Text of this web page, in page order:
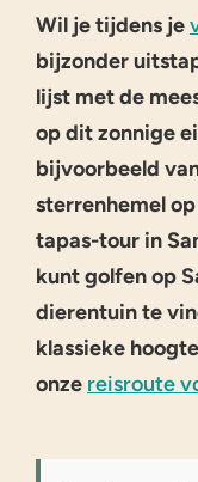
Wil je tijdens je
bijzonder
lijst met de
op dit zonnige
bijvoorbeeld
sterrenhemel
tapas-tour in
kunt golfen op
dierentuin te
klassieke
onze reisroute